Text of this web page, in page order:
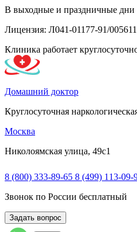
В выходные и праздничные дни
Лицензия: Л041-01177-91/
Клиника работает
Домашний доктор
Круглосуточная
Москва
Николоямская улица, 49с1
8 (800) 333-89-65 8 (499) 113-09-
Звонок по России бесплатный
Задать вопрос